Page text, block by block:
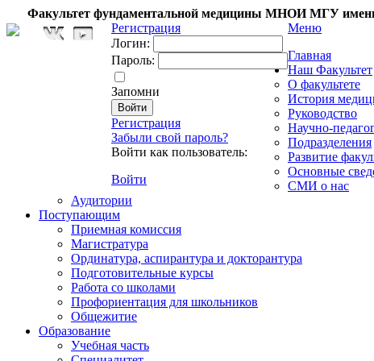
Факультет фундаментальной медицины МНОИ МГУ
Регистрация
Логин:
Пароль:
Запомни
Регистрация
Забыли свой пароль?
Войти как пользователь:
Войти
Меню
Главная
Наш Факультет
О факультете
История
Руководство
Научно-
Подразделения
Развитие
Основные
СМИ о нас
Аудитории
Поступающим
Приемная комиссия
Магистратура
Ординатура, аспирантура и докторантура
Подготовительные курсы
Работа со школами
Профориентация для школьников
Общежитие
Образование
Учебная часть